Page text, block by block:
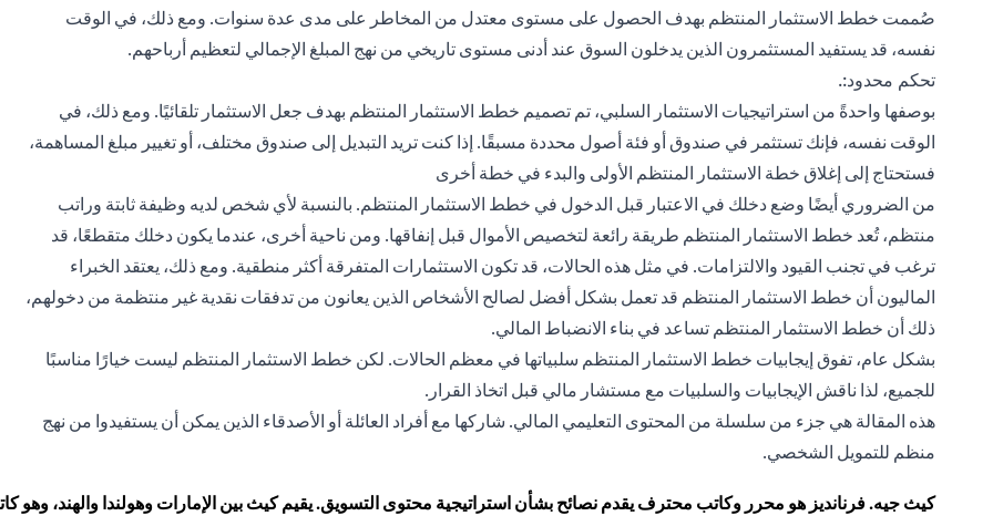
صُممت خطط الاستثمار المنتظم بهدف الحصول على مستوى معتدل من المخاطر على مدى عدة سنوات. ومع ذلك، في الوقت
نفسه، قد يستفيد المستثمرون الذين يدخلون السوق عند أدنى مستوى تاريخي من نهج المبلغ الإجمالي لتعظيم أرباحهم.
تحكم محدود:.
بوصفها واحدةً من استراتيجيات الاستثمار السلبي، تم تصميم خطط الاستثمار المنتظم بهدف جعل الاستثمار تلقائيًا. ومع ذلك، في
الوقت نفسه، فإنك تستثمر في صندوق أو فئة أصول محددة مسبقًا. إذا كنت تريد التبديل إلى صندوق مختلف، أو تغيير مبلغ المساهمة،
فستحتاج إلى إغلاق خطة الاستثمار المنتظم الأولى والبدء في خطة أخرى
من الضروري أيضًا وضع دخلك في الاعتبار قبل الدخول في خطط الاستثمار المنتظم. بالنسبة لأي شخص لديه وظيفة ثابتة وراتب
منتظم، تُعد خطط الاستثمار المنتظم طريقة رائعة لتخصيص الأموال قبل إنفاقها. ومن ناحية أخرى، عندما يكون دخلك متقطعًا، قد
ترغب في تجنب القيود والالتزامات. في مثل هذه الحالات، قد تكون الاستثمارات المتفرقة أكثر منطقية. ومع ذلك، يعتقد الخبراء
الماليون أن خطط الاستثمار المنتظم قد تعمل بشكل أفضل لصالح الأشخاص الذين يعانون من تدفقات نقدية غير منتظمة من دخولهم،
ذلك أن خطط الاستثمار المنتظم تساعد في بناء الانضباط المالي.
بشكل عام، تفوق إيجابيات خطط الاستثمار المنتظم سلبياتها في معظم الحالات. لكن خطط الاستثمار المنتظم ليست خيارًا مناسبًا
للجميع، لذا ناقش الإيجابيات والسلبيات مع مستشار مالي قبل اتخاذ القرار.
هذه المقالة هي جزء من سلسلة من المحتوى التعليمي المالي. شاركها مع أفراد العائلة أو الأصدقاء الذين يمكن أن يستفيدوا من نهج
منظم للتمويل الشخصي.
كيث جيه. فرنانديز هو محرر وكاتب محترف يقدم نصائح بشأن استراتيجية محتوى التسويق. يقيم كيث بين الإمارات وهولندا والهند،